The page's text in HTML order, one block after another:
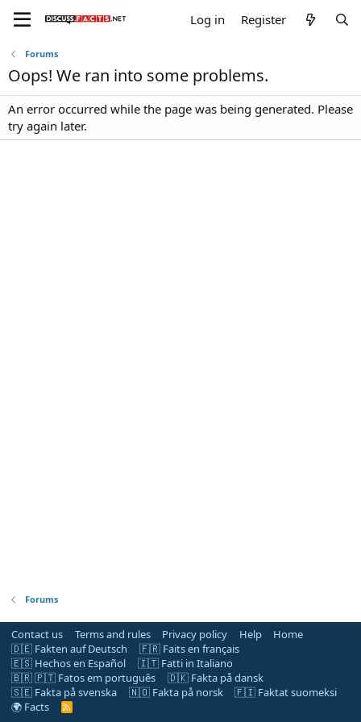
Log in Register
Forums
Oops! We ran into some problems.
An error occurred while the page was being generated. Please
try again later.
Forums
Contact us Terms and rules Privacy policy Help
Home
🇩🇪 Fakten auf Deutsch
🇫🇷 Faits en français
🇪🇸 Hechos en Español
🇮🇹 Fatti in Italiano
🇧🇷 🇵🇹 Fatos em português
🇩🇰 Fakta på dansk
🇸🇪 Fakta på svenska
🇳🇴 Fakta på norsk
🇫🇮 Faktat suomeksi
🌍 Facts
R